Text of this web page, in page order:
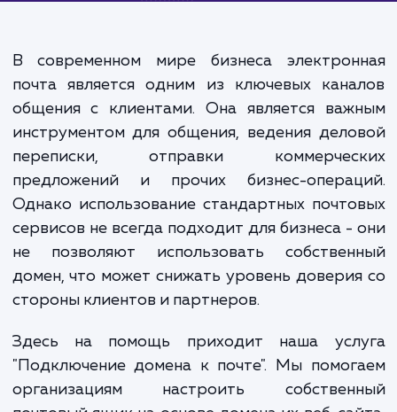
В современном мире бизнеса
почта является одним из ключевых
общения с клиентами. Она является
инструментом для общения, ведения
переписки, отправки
предложений и прочих бизнес-
Однако использование стандартных
не позволяют использовать
домен, что может снижать уровень
стороны клиентов и партнеров.